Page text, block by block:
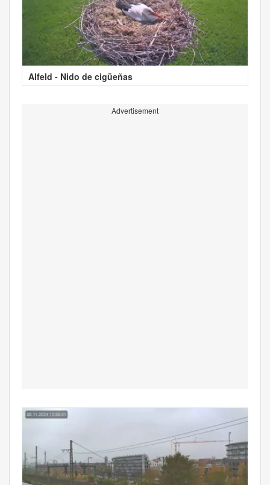
Alfeld - Nido de cigüeñas
Advertisement